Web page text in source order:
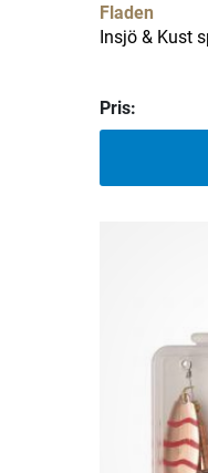
Fladen
Insjö & Kust
Pris: